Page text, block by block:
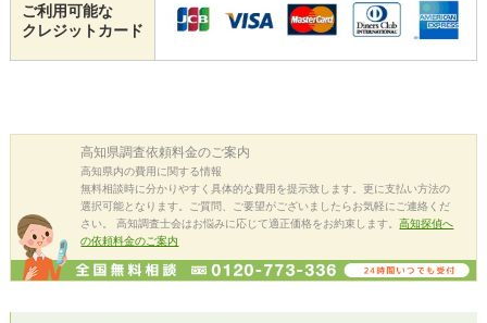
ご利用可能な
クレジットカード
高知県調査依頼料金のご案内
高知県内の費用に関する情報
無料相談時に分かりやすく具体的な費用を提示致します。更に支払い方法の
選択可能となります。ご質問、ご要望がございましたらお気軽にご連絡くだ
さい。 高知調査士会はお悩みに応じて適正価格をお約束します。高知探偵へ
の依頼料金のご案内